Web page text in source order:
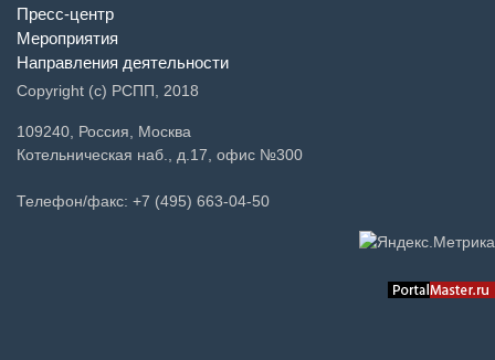
Пресс-центр
Мероприятия
Направления деятельности
Copyright (c) РСПП, 2018
109240, Россия, Москва
Котельническая наб., д.17, офис №300
Телефон/факс: +7 (495) 663-04-50